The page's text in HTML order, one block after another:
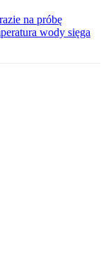
na próbę
wody sięga